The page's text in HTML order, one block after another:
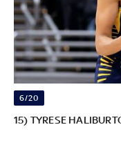
6/20
15) TYRESE